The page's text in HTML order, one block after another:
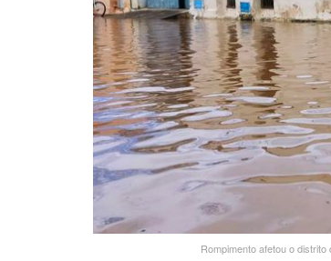
Rompimento afetou o